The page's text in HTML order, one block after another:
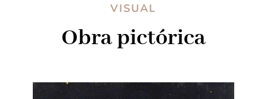
VISUAL
Obra pictórica